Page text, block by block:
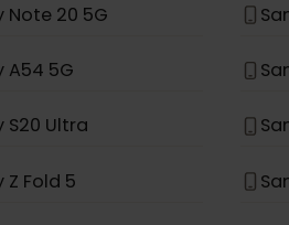
S22 5G
S21 5G
S20
Note 20 5G